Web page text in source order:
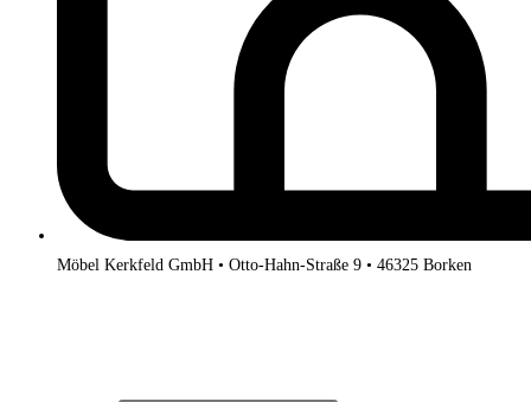
Möbel Kerkfeld GmbH • Otto-Hahn-Straße 9 • 46325 Borken